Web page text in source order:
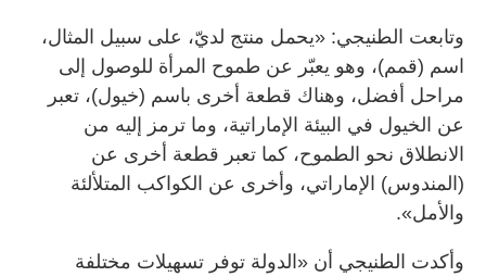
وتابعت الطنيجي: «يحمل منتج لديّ، على سبيل المثال،
اسم (قمم)، وهو يعبّر عن طموح المرأة للوصول إلى
مراحل أفضل، وهناك قطعة أخرى باسم (خيول)، تعبر
عن الخيول في البيئة الإماراتية، وما ترمز إليه من
الانطلاق نحو الطموح، كما تعبر قطعة أخرى عن
(المندوس) الإماراتي، وأخرى عن الكواكب المتلألئة
والأمل».
وأكدت الطنيجي أن «الدولة توفر تسهيلات مختلفة